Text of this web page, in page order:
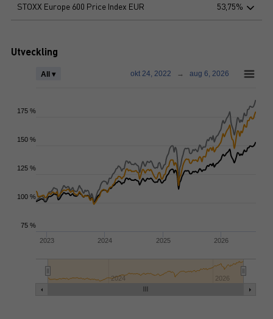
STOXX Europe 600 Price Index EUR 53,75%
Utveckling
2023 2024 2025 2026
2024 2026
All ▾ okt 24, 2022 → aug 6, 2026
75 %
100 %
125 %
150 %
175 %